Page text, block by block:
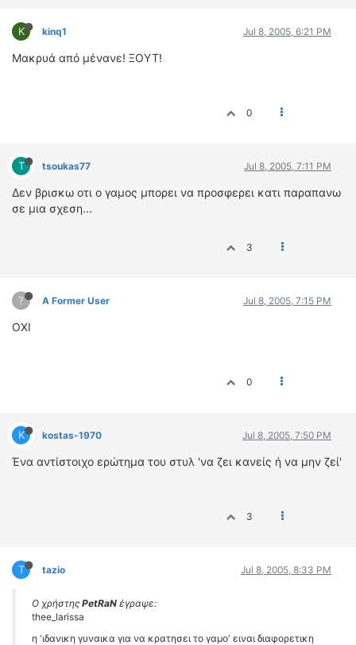
K kinq1 Jul 8, 2005, 6:21 PM
Μακρυά από μένανε! ΞΟΥΤ!
0
T tsoukas77 Jul 8, 2005, 7:11 PM
Δεν βρισκω οτι ο γαμος μπορει να προσφερει κατι παραπανω
σε μια σχεση...
3
? A Former User Jul 8, 2005, 7:15 PM
ΟΧΙ
0
K kostas-1970 Jul 8, 2005, 7:50 PM
Ένα αντίστοιχο ερώτημα του στυλ 'να ζει κανείς ή να μην ζεί'
3
T tazio Jul 8, 2005, 8:33 PM
Ο χρήστης PetRaN έγραψε:
thee_larissa
η 'ιδανικη γυναικα για να κρατησει το γαμο' ειναι διαφορετικη